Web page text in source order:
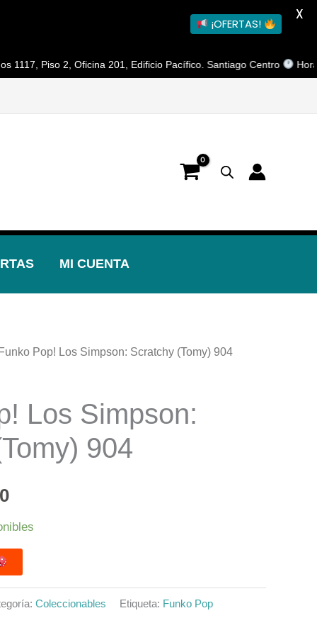
Piso 2, Oficina 201, Edificio Pacífico. Santiago Centro Horario de
MI CUENTA
Pop! Los Simpson: Scratchy (Tomy) 904
Los Simpson:
904
El
actual
es:
$14.990.
Coleccionables Etiqueta: Funko Pop
¡OFERTAS!
X